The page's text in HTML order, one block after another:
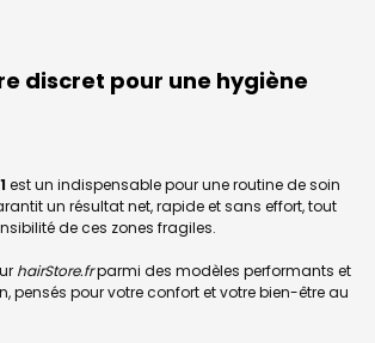
discret pour une hygiène
est un indispensable pour une routine de soin
un résultat net, rapide et sans effort, tout
de ces zones fragiles.
hairStore.frparmi des modèles performants et
pensés pour votre confort et votre bien-être au